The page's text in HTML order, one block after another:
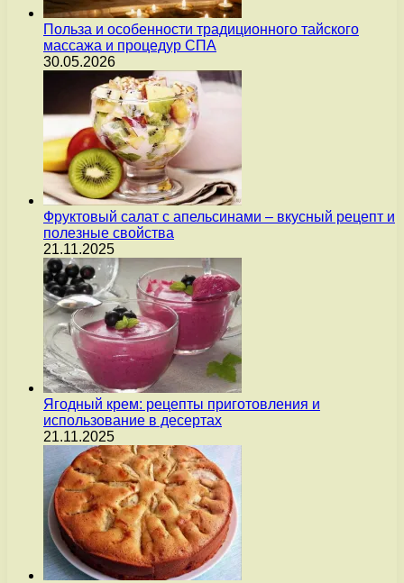
Польза и особенности традиционного тайского
массажа и процедур СПА
30.05.2026
Фруктовый салат с апельсинами – вкусный рецепт и
полезные свойства
21.11.2025
Ягодный крем: рецепты приготовления и
использование в десертах
21.11.2025